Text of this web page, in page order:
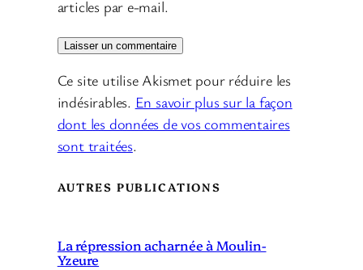
articles par e-mail.
Ce site utilise Akismet pour réduire les
indésirables. En savoir plus sur la façon
dont les données de vos commentaires
sont traitées.
AUTRES PUBLICATIONS
La répression acharnée à Moulin-
Yzeure